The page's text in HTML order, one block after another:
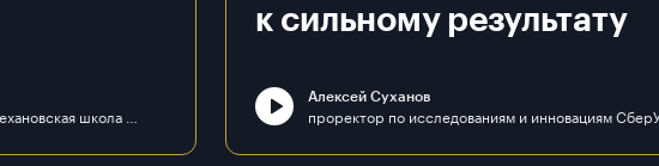
к сильному результату
Алексей Суханов